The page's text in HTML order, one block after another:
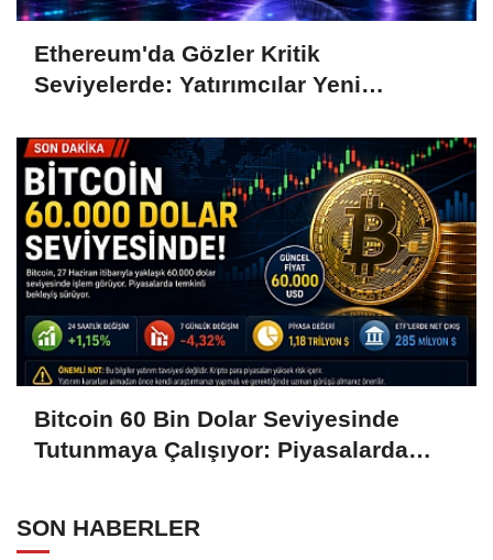
Ethereum'da Gözler Kritik
Seviyelerde: Yatırımcılar Yeni
Bitcoin 60 Bin Dolar Seviyesinde
Tutunmaya Çalışıyor: Piyasalarda
SON HABERLER